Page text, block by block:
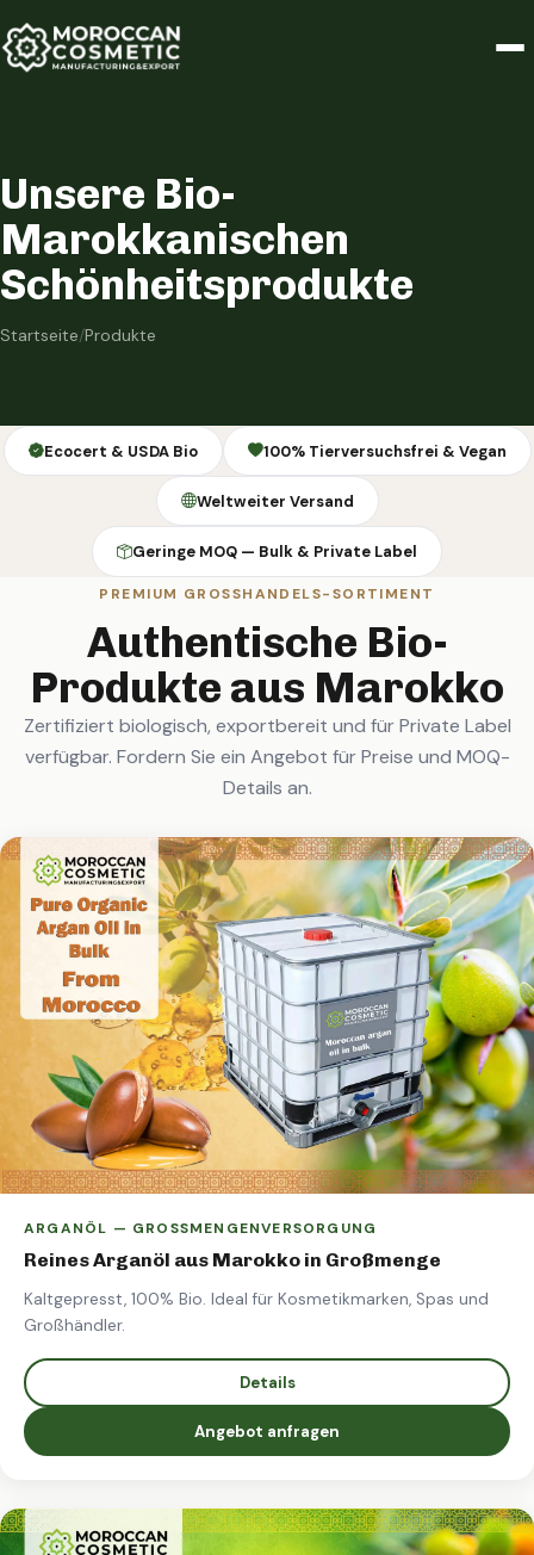
Unsere Bio-
Marokkanischen
Schönheitsprodukte
Startseite/Produkte
Ecocert & USDA Bio 100% Tierversuchsfrei & Vegan
Weltweiter Versand
Geringe MOQ — Bulk & Private Label
PREMIUM GROSSHANDELS-SORTIMENT
Authentische Bio-
Produkte aus Marokko
Zertifiziert biologisch, exportbereit und für Private Label
verfügbar. Fordern Sie ein Angebot für Preise und MOQ-
Details an.
ARGANÖL — GROSSMENGENVERSORGUNG
Reines Arganöl aus Marokko in Großmenge
Kaltgepresst, 100% Bio. Ideal für Kosmetikmarken, Spas und
Großhändler.
Details
Angebot anfragen